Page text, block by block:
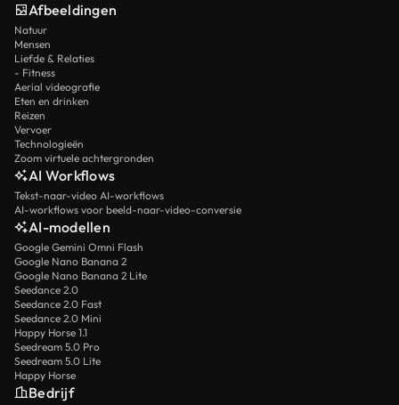
Afbeeldingen
Natuur
Mensen
Liefde & Relaties
- Fitness
Aerial videografie
Eten en drinken
Reizen
Vervoer
Technologieën
Zoom virtuele achtergronden
AI Workflows
Tekst-naar-video AI-workflows
AI-workflows voor beeld-naar-video-conversie
AI-modellen
Google Gemini Omni Flash
Google Nano Banana 2
Google Nano Banana 2 Lite
Seedance 2.0
Seedance 2.0 Fast
Seedance 2.0 Mini
Happy Horse 1.1
Seedream 5.0 Pro
Seedream 5.0 Lite
Happy Horse
Bedrijf